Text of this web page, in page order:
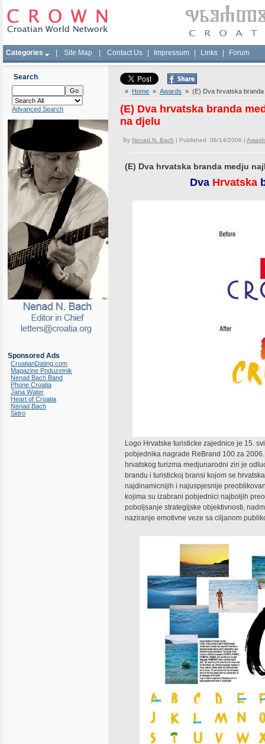
Categories Site Map Contact Us Impressum Links Forum
Search
Advanced Search
Sponsored Ads
CroatianDating.com
Magazine Poduzetnik
Nenad Bach Band
Phone Croatia
Jana Water
Heart of Croatia
Nenad Bach
Sidro
» Home » Awards » (E) Dva hrvatska branda
(E) Dva hrvatska branda
na djelu
By Nenad N. Bach | Published 06/14/2006 |
(E) Dva hrvatska branda medju
Dva Hrvatska
Logo Hrvatske turisticke zajednice je 15.
pobjednika nagrade ReBrand 100 za
hrvatskog turizma medjunarodni ziri je
brandu i turistickoj bransi kojom se
najdinamicnijih i najuspjesnije
kojima su izabrani pobjednici najboljih
poboljsanje strategijske objektivnosti,
naziranje emotivne veze sa ciljanom